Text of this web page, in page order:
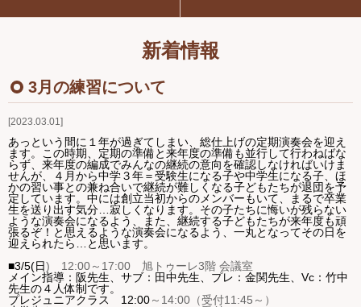
Ｑ＆Ａ
お問い合わせ
ジュニアオケブログ
新着情報
2023.03.01
3月の練習について
あっという間に１年が過ぎてしまい、総仕上げの定期演奏会を迎え
ます。この時期、定期の準備と来年度の準備も並行して行わねばな
らず、来年度の編成でみんなの継続の意向を確認しなければいけま
せんが、４月から中学３年＝受験生になる子や中学生になる子、ほ
かの習い事との兼ね合いで継続が難しくなる子どもたちが退団を予
定しています。中には創立当初からのメンバーもいて、まるで卒業
生を送り出す気分…寂しくなります。その子たちに悔いが残らない
ような演奏会になるよう、また、継続する子どもたちが来年度も頑
張るぞ！と思えるような演奏会になるよう、一丸となってその日を
迎えられたら…と思います。
■3/5(日) 12:00～ 17:00 旭トゥーレ3階 会議室
メイン指導：阪先生、 サブ： 田中先生、プレ：金関先生、 Vc ：竹中
先生の４人体制です。
プレジュニアクラス 12:00～ 14:00 （受付11:45 ～）